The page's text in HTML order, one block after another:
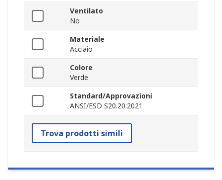
Ventilato
No
Materiale
Acciaio
Colore
Verde
Standard/Approvazioni
ANSI/ESD S20.20:2021
Trova prodotti simili